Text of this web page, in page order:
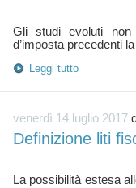
Gli studi evoluti non
Leggi tutto
venerdì 14 luglio 2017
Definizione liti
La possibilità estesa